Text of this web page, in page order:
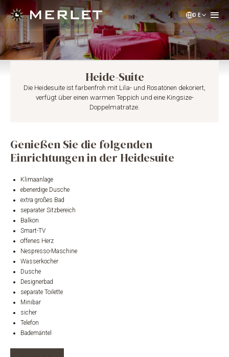
DE
NL
EN
Heide-Suite
Die Heidesuite ist farbenfroh mit Lila- und Rosatönen dekoriert,
verfügt über einen warmen Teppich und eine Kingsize-
Doppelmatratze.
Genießen Sie die folgenden
Einrichtungen in der Heidesuite
Klimaanlage
ebenerdige Dusche
extra großes Bad
separater Sitzbereich
Balkon
Smart-TV
offenes Herz
Nespresso-Maschine
Wasserkocher
Dusche
Designerbad
separate Toilette
Minibar
sicher
Telefon
Bademäntel